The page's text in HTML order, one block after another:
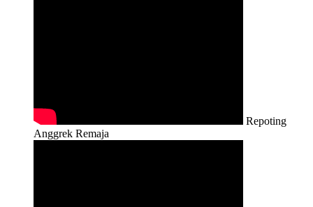
Repoting
Anggrek Remaja